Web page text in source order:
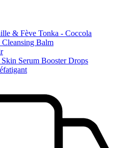
& Fève Tonka - Coccola
Balm
Serum Booster Drops